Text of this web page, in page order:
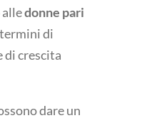
alledonne pari
di
di crescita
dare un